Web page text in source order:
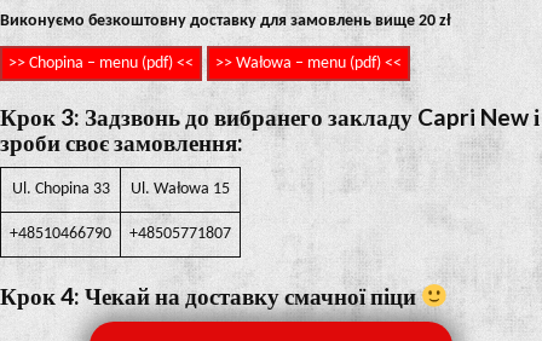
Виконуємо безкоштовну доставку для замовлень вище 20 zł
>> Chopina – menu (pdf) << >> Wałowa – menu (pdf) <<
Крок 3: Задзвонь до вибранего закладу Capri New і
зроби своє замовлення:
Ul. Chopina 33 Ul. Wałowa 15
+48510466790 +48505771807
Крок 4: Чекай на доставку смачної піци